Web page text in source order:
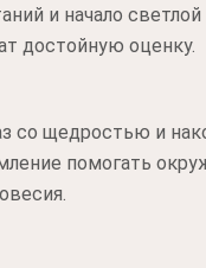
и начало
достойную оценку.
со щедростью и
помогать